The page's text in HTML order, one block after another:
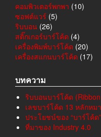
คอมพิวเตอร์พกพา (10)
ซอฟต์แวร์ (5)
ริบบอน (26)
สติ๊กเกอร์บาร์โค้ด (4)
เครื่องพิมพ์บาร์โค้ด (20)
เครื่องสแกนบาร์โค้ด (17)
บทความ
ริบบอนบาร์โค้ด
เลขบาร์โค้ด 13 หลักหม
ประโยชน์ของ “บาร์โค้ด
ที่มาของ Industry 4.0